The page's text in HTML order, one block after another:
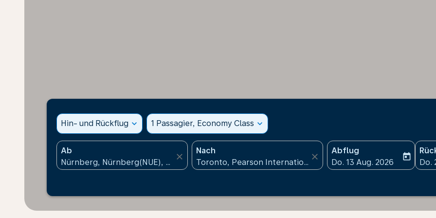
Hin- und Rückflug expand_more 1 Passagier, Economy Class expand_more
Ab
close
Nach
close
Abflug
fc-booking-departure-
Do. 13 Aug. 2026
today
fc-
Do.